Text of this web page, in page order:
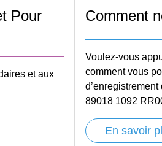
Pour
et aux
Comment
Voulez-vous
comment vous
89018 1092
En savoir